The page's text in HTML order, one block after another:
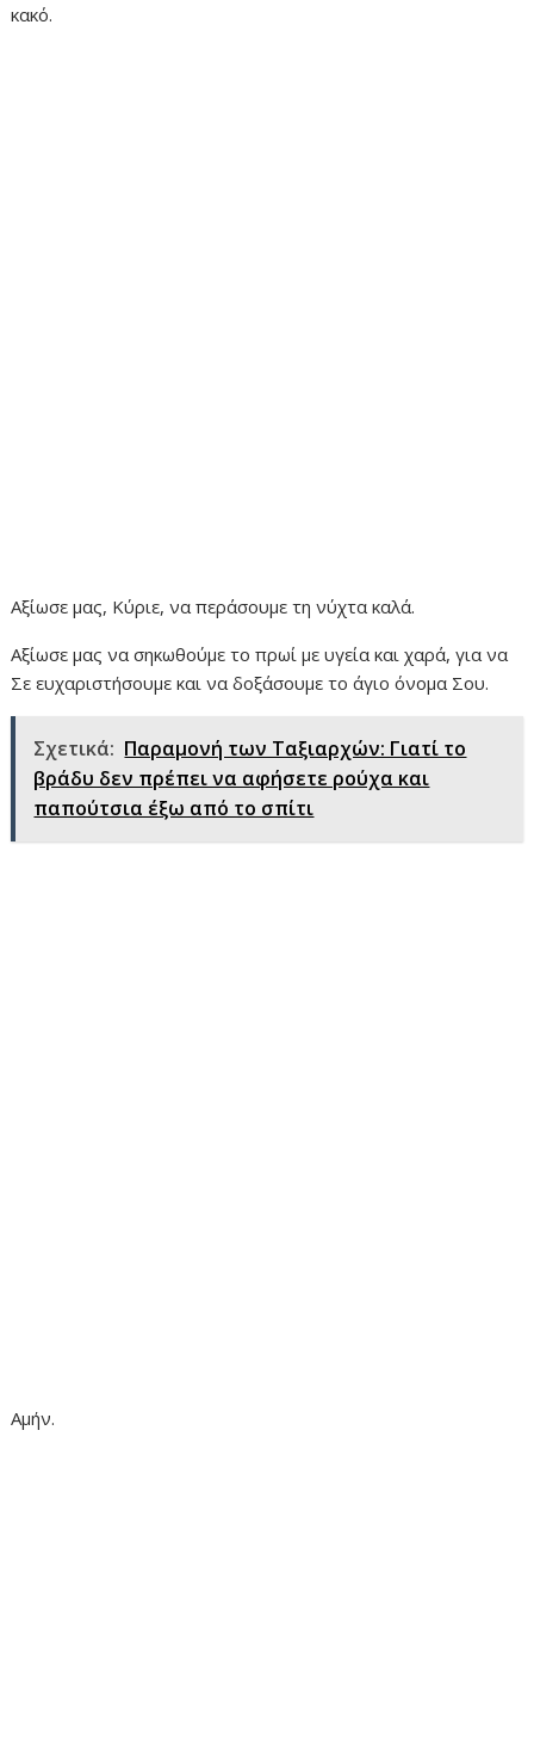
κακό.
Αξίωσε μας, Κύριε, να περάσουμε τη νύχτα καλά.
Αξίωσε μας να σηκωθούμε το πρωί με υγεία και χαρά, για να
Σε ευχαριστήσουμε και να δοξάσουμε το άγιο όνομα Σου.
Σχετικά: Παραμoνή των Ταξιαρχών: Γιατί το
βράδυ δεν πρέπει να αφήσετε ρούχα και
παπούτσια έξω από το σπίτι
Αμήν.